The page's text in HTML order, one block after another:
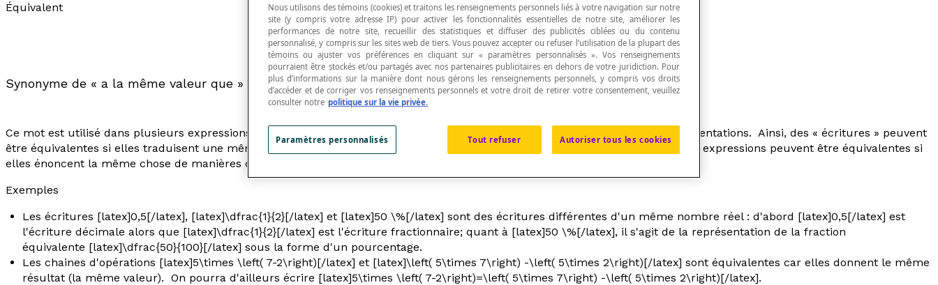
Équivalent
Synonyme de « a la même valeur que » ou « équivaut à ».
Ce mot est utilisé dans plusieurs expressions et dans plusieurs contextes où on met en rapport deux quantités, ou deux représentations. Ainsi, des « écritures » peuvent
être équivalentes si elles traduisent une même réalité, des « surfaces » peuvent être équivalentes si elles ont la même aire, des expressions peuvent être équivalentes si
elles énoncent la même chose de manières différentes ou si elles ont la même valeur logique, etc.
Exemples
Les écritures [latex]0,5[/latex], [latex]\dfrac{1}{2}[/latex] et [latex]50 \%[/latex] sont des écritures différentes d'un même nombre réel : d'abord [latex]0,5[/latex] est
l'écriture décimale alors que [latex]\dfrac{1}{2}[/latex] est l'écriture fractionnaire; quant à [latex]50 \%[/latex], il s'agit de la représentation de la fraction
équivalente [latex]\dfrac{50}{100}[/latex] sous la forme d'un pourcentage.
Les chaines d'opérations [latex]5\times \left( 7-2\right)[/latex] et [latex]\left( 5\times 7\right) -\left( 5\times 2\right)[/latex] sont équivalentes car elles donnent le même
résultat (la même valeur). On pourra d'ailleurs écrire [latex]5\times \left( 7-2\right)=\left( 5\times 7\right) -\left( 5\times 2\right)[/latex].
Nous utilisons des témoins (cookies) et traitons les renseignements personnels liés à votre navigation sur notre
site (y compris votre adresse IP) pour activer les fonctionnalités essentielles de notre site, améliorer les
performances de notre site, recueillir des statistiques et diffuser des publicités ciblées ou du contenu
personnalisé, y compris sur les sites web de tiers. Vous pouvez accepter ou refuser l’utilisation de la plupart des
témoins ou ajuster vos préférences en cliquant sur « paramètres personnalisés ». Vos renseignements
pourraient être stockés et/ou partagés avec nos partenaires publicitaires en dehors de votre juridiction. Pour
plus d’informations sur la manière dont nous gérons les renseignements personnels, y compris vos droits
d’accéder et de corriger vos renseignements personnels et votre droit de retirer votre consentement, veuillez
consulter notre politique sur la vie privée.
Tout refuser Autoriser tous les cookies
Paramètres personnalisés